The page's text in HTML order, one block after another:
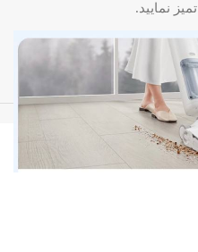
نمایید.
وان استور محفوظ است